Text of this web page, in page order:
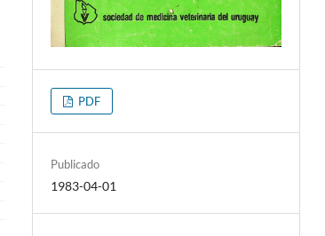
PDF
Publicado
1983-04-01